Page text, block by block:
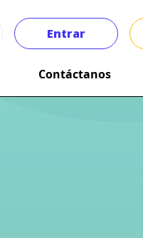
Entrar
Contáctanos